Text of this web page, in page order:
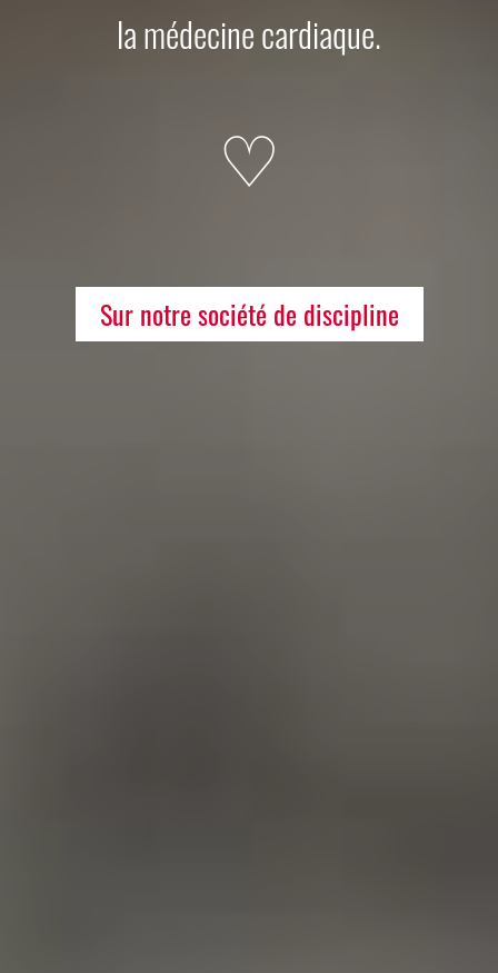
la médecine cardiaque.
♡
Sur notre société de discipline